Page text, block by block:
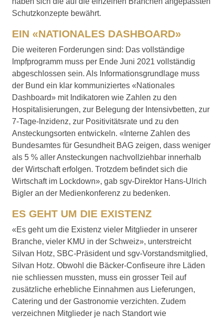
Schutzkonzepte bewährt.
EIN «NATIONALES DASHBOARD»
Die weiteren Forderungen sind: Das vollständige
Impfprogramm muss per Ende Juni 2021 vollständig
abgeschlossen sein. Als Informationsgrundlage muss
der Bund ein klar kommuniziertes «Nationales
Dashboard» mit Indikatoren wie Zahlen zu den
Hospitalisierungen, zur Belegung der Intensivbetten, zur
7-Tage-Inzidenz, zur Positivitätsrate und zu den
Ansteckungsorten entwickeln. «Interne Zahlen des
Bundesamtes für Gesundheit BAG zeigen, dass weniger
als 5 % aller Ansteckungen nachvollziehbar innerhalb
der Wirtschaft erfolgen. Trotzdem befindet sich die
Wirtschaft im Lockdown», gab sgv-Direktor Hans-Ulrich
Bigler an der Medienkonferenz zu bedenken.
ES GEHT UM DIE EXISTENZ
«Es geht um die Existenz vieler Mitglieder in unserer
Branche, vieler KMU in der Schweiz», unterstreicht
Silvan Hotz, SBC-Präsident und sgv-Vorstandsmitglied,
Silvan Hotz. Obwohl die Bäcker-Confiseure ihre Läden
nie schliessen mussten, muss ein grosser Teil auf
zusätzliche erhebliche Einnahmen aus Lieferungen,
Catering und der Gastronomie verzichten. Zudem
verzeichnen Mitglieder je nach Standort wie